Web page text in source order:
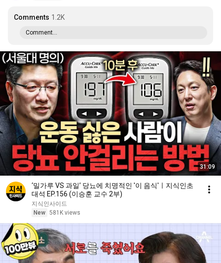
Comments 1.2K
Comment...
31:09
‘밀가루 VS 과일’ 당뇨에 치명적인 '이 음식'ㅣ지식인초
대석 EP.156 (이승훈 교수 2부)
지식인사이드
New 581K views